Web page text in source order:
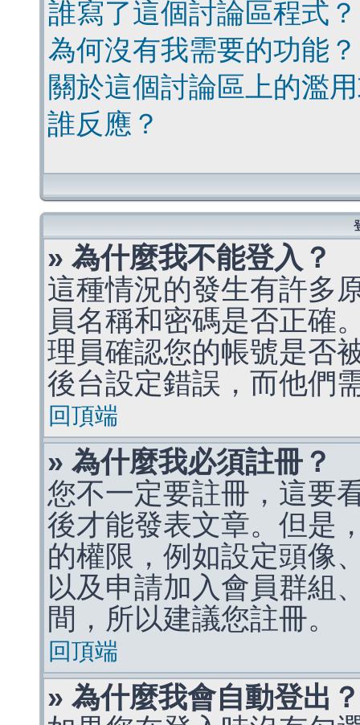
誰寫了這個討論區程式？
為何沒有我需要的功能？
關於這個討論區上的濫
誰反應？
» 為什麼我不能登入？
這種情況的發生有許多
員名稱和密碼是否正確
理員確認您的帳號是否
後台設定錯誤，而他們
回頂端
» 為什麼我必須註冊？
您不一定要註冊，這要
後才能發表文章。但是
的權限，例如設定頭像
以及申請加入會員群組
間，所以建議您註冊。
回頂端
» 為什麼我會自動登出？